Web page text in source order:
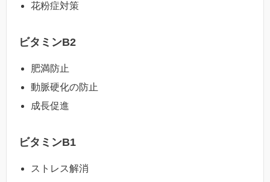
花粉症対策
ビタミンB2
肥満防止
動脈硬化の防止
成長促進
ビタミンB1
ストレス解消